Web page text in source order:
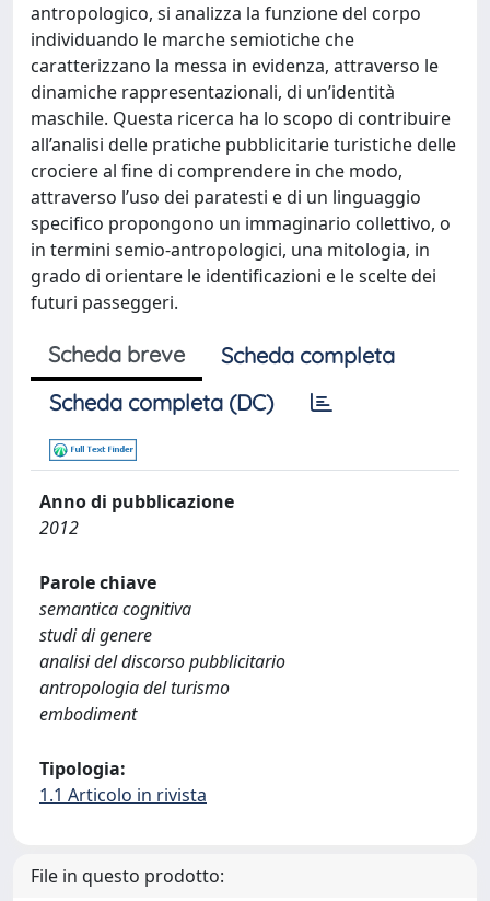
antropologico, si analizza la funzione del corpo
individuando le marche semiotiche che
caratterizzano la messa in evidenza, attraverso le
dinamiche rappresentazionali, di un’identità
maschile. Questa ricerca ha lo scopo di contribuire
all’analisi delle pratiche pubblicitarie turistiche delle
crociere al fine di comprendere in che modo,
attraverso l’uso dei paratesti e di un linguaggio
specifico propongono un immaginario collettivo, o
in termini semio-antropologici, una mitologia, in
grado di orientare le identificazioni e le scelte dei
futuri passeggeri.
Scheda breve
Scheda completa
Scheda completa (DC)
Anno di pubblicazione
2012
Parole chiave
semantica cognitiva
studi di genere
analisi del discorso pubblicitario
antropologia del turismo
embodiment
Tipologia:
1.1 Articolo in rivista
File in questo prodotto: